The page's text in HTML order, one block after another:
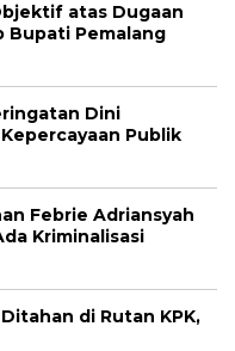
atas Dugaan
Bupati Pemalang
Dini
Publik
Febrie Adriansyah
Kriminalisasi
di Rutan KPK,